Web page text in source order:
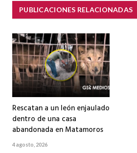
PUBLICACIONES RELACIONADAS
Rescatan a un león enjaulado
dentro de una casa
abandonada en Matamoros
4 agosto, 2026